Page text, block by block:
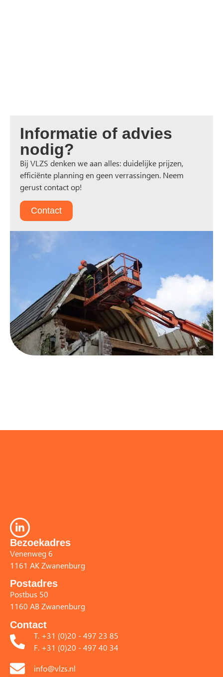
Informatie of advies
nodig?
Bij VLZS denken we aan alles: duidelijke prijzen,
efficiënte planning en geen verrassingen. Neem
gerust contact op!
Contact
Bezoekadres
Venenweg 6
1161 AK Zwanenburg
Postadres
Postbus 50
1160 AB Zwanenburg
Contact
T. +31 (0)20 - 497 23 85
F. +31 (0)20 - 497 40 34
info@vlzs.nl